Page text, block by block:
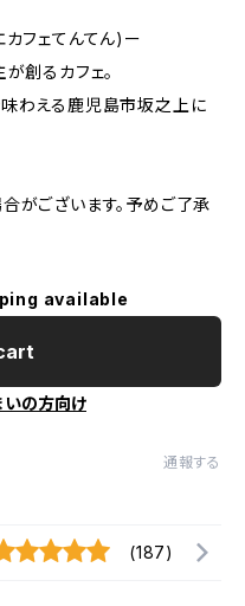
フェてんてん)ー
創るカフェ。
わえる鹿児島市坂之上に
がございます。予めご了承
available
いの方向け
通報する
(187)